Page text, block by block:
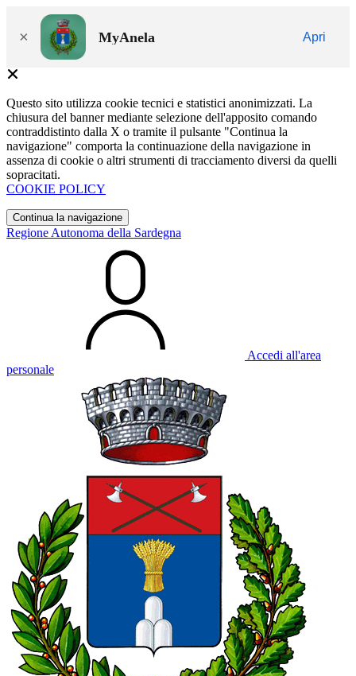
× MyAnela Apri
Questo sito utilizza cookie tecnici e statistici anonimizzati. La
chiusura del banner mediante selezione dell'apposito comando
contraddistinto dalla X o tramite il pulsante "Continua la
navigazione" comporta la continuazione della navigazione in
assenza di cookie o altri strumenti di tracciamento diversi da quelli
sopracitati.
COOKIE POLICY
Continua la navigazione
Regione Autonoma della Sardegna
Accedi all'area
personale